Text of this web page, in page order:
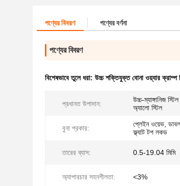
পণ্যের বিবরণ পণ্যের বর্ণনা
পণ্যের বিবরণ
বিশেষভাবে তুলে ধরা: উচ্চ শক্তিযুক্ত বোনা ওয়্যার ক্রাম্প
প্রধানত উপাদান:
উচ্চ-ম্যাঙ্গানিজ
অ্যালো স্টিল
বুনা প্রকার:
প্লেইন ওয়েভ,
ফ্ল্যাট টপ লকড
তারের ব্যাস: 0.5-19.04 মিমি
অ্যাপারচার সহনশীলতা: <3%